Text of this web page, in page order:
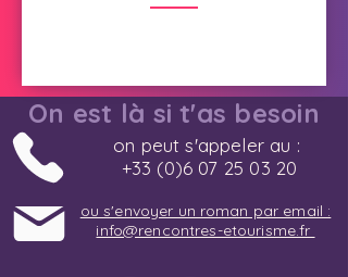
On est là si t'as besoin
on peut s'appeler au :
+33 (0)6 07 25 03 20
ou s'envoyer un roman par email :
info@rencontres-etourisme.fr